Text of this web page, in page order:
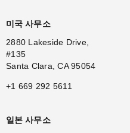
미국 사무소
2880 Lakeside Drive,
#135
Santa Clara, CA 95054
+1 669 292 5611
일본 사무소